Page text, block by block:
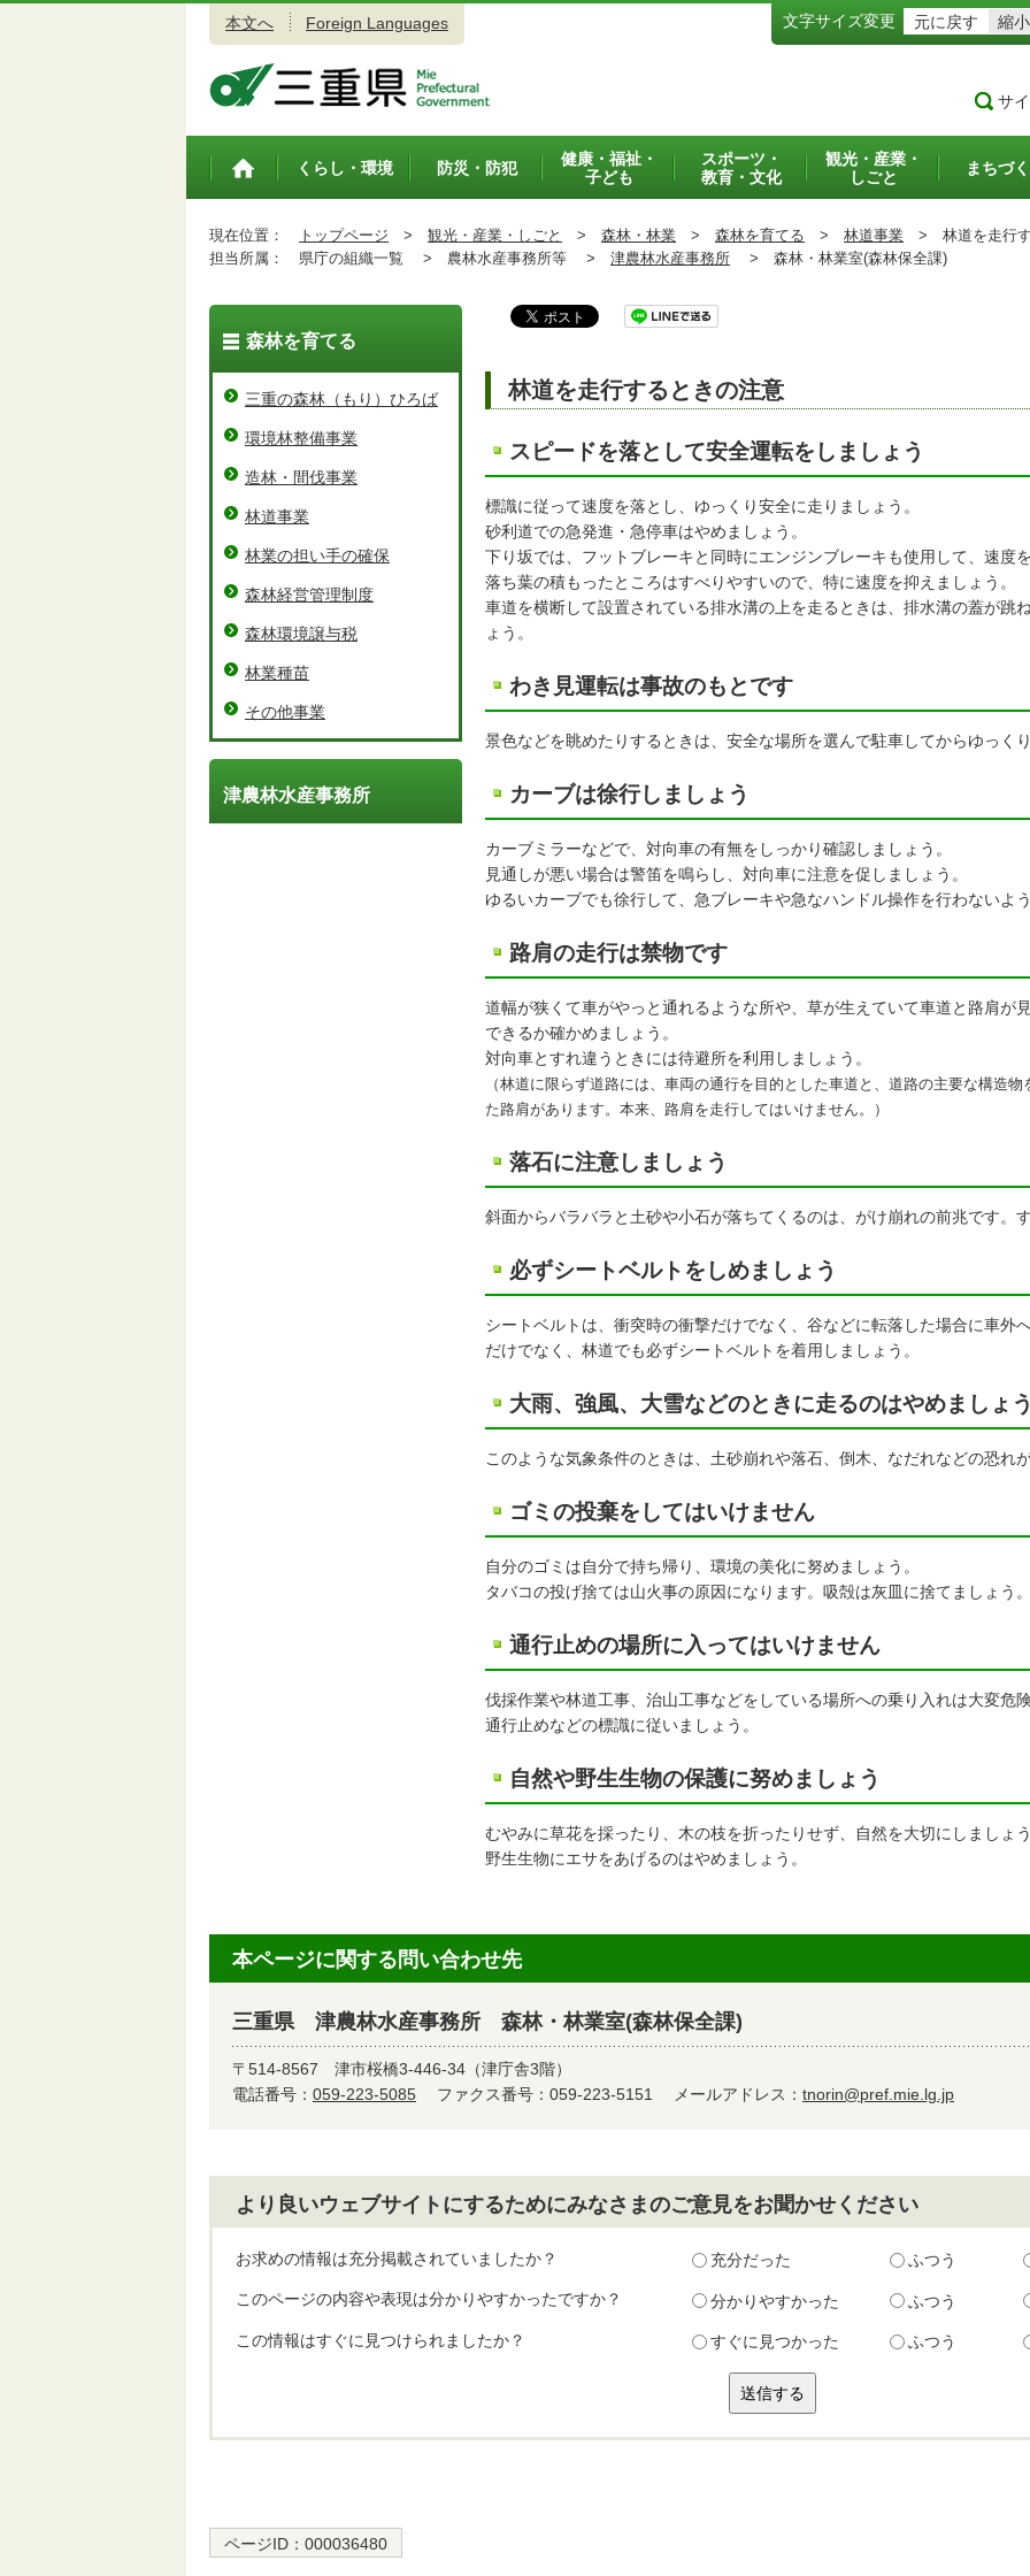
本文へ Foreign Languages 文字サイズ変更 元に戻す 縮小
サ
トップペ
くらし・環境 防災・防犯
健康・福祉・
子ども
スポーツ・
教育・文化
観光・産業・
しごと
まちづ
現在位置： トップページ > 観光・産業・しごと > 森林・林業 > 森林を育てる > 林道事業 > 林道を走行
担当所属：
県庁の組織一覧 > 農林水産事務所等 > 津農林水産事務所 > 森林・林業室(森林保全課)
林道を走行するときの注意
スピードを落として安全運転をしましょう
標識に従って速度を落とし、ゆっくり安全に走りましょう。
砂利道での急発進・急停車はやめましょう。
下り坂では、フットブレーキと同時にエンジンブレーキも使用して、速度
落ち葉の積もったところはすべりやすいので、特に速度を抑えましょう。
車道を横断して設置されている排水溝の上を走るときは、排水溝の蓋が跳
ょう。
わき見運転は事故のもとです
景色などを眺めたりするときは、安全な場所を選んで駐車してからゆっく
カーブは徐行しましょう
カーブミラーなどで、対向車の有無をしっかり確認しましょう。
見通しが悪い場合は警笛を鳴らし、対向車に注意を促しましょう。
ゆるいカーブでも徐行して、急ブレーキや急なハンドル操作を行わないよ
路肩の走行は禁物です
道幅が狭くて車がやっと通れるような所や、草が生えていて車道と路肩が
できるか確かめましょう。
対向車とすれ違うときには待避所を利用しましょう。
（林道に限らず道路には、車両の通行を目的とした車道と、道路の主要な構造
た路肩があります。本来、路肩を走行してはいけません。）
落石に注意しましょう
斜面からバラバラと土砂や小石が落ちてくるのは、がけ崩れの前兆です。
必ずシートベルトをしめましょう
シートベルトは、衝突時の衝撃だけでなく、谷などに転落した場合に車外
だけでなく、林道でも必ずシートベルトを着用しましょう。
大雨、強風、大雪などのときに走るのはやめましょう
このような気象条件のときは、土砂崩れや落石、倒木、なだれなどの恐れ
ゴミの投棄をしてはいけません
自分のゴミは自分で持ち帰り、環境の美化に努めましょう。
タバコの投げ捨ては山火事の原因になります。吸殻は灰皿に捨てましょう。
通行止めの場所に入ってはいけません
伐採作業や林道工事、治山工事などをしている場所への乗り入れは大変危険
通行止めなどの標識に従いましょう。
自然や野生生物の保護に努めましょう
むやみに草花を採ったり、木の枝を折ったりせず、自然を大切にしましょう
野生生物にエサをあげるのはやめましょう。
森林を育てる
三重の森林（もり）ひろば
環境林整備事業
造林・間伐事業
林道事業
林業の担い手の確保
森林経営管理制度
森林環境譲与税
林業種苗
その他事業
津農林水産事務所
本ページに関する問い合わせ先
三重県 津農林水産事務所 森林・林業室(森林保全課)
〒514-8567 津市桜橋3-446-34（津庁舎3階）
電話番号： 059-223-5085 ファクス番号：059-223-5151 メールアドレス： tnorin@pref.mie.lg.jp
より良いウェブサイトにするためにみなさまのご意見をお聞かせください
お求めの情報は充分掲載されていましたか？ 充分だった ふつう
このページの内容や表現は分かりやすかったですか？ 分かりやすかった ふつう
この情報はすぐに見つけられましたか？ すぐに見つかった ふつう
ページID： 000036480